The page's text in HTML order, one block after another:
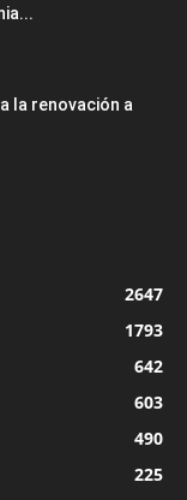
la renovación a
2647
1793
642
603
490
225